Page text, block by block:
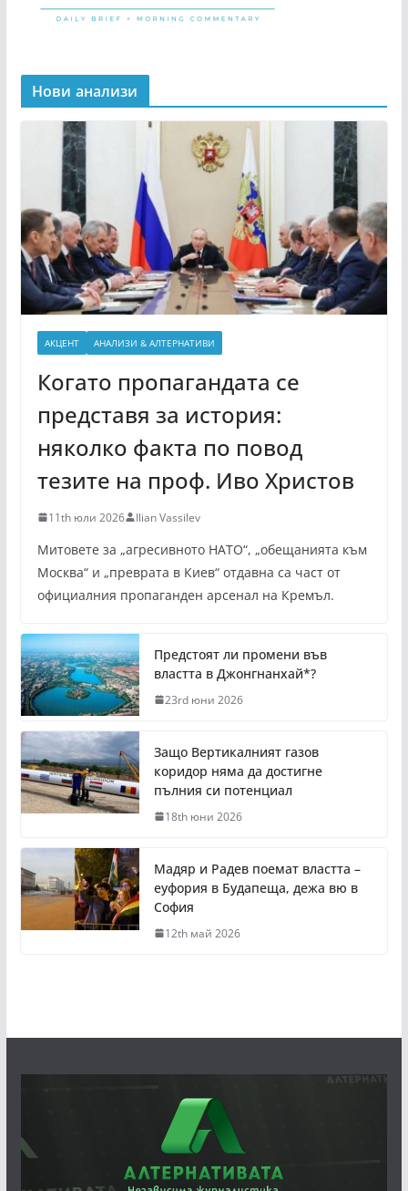
Нови анализи
АКЦЕНТ АНАЛИЗИ & АЛТЕРНАТИВИ
Когато пропагандата се
представя за история:
няколко факта по повод
тезите на проф. Иво Христов
11th юли 2026 Ilian Vassilev
Митовете за „агресивното НАТО“, „обещанията към
Москва“ и „преврата в Киев“ отдавна са част от
официалния пропаганден арсенал на Кремъл.
Предстоят ли промени във
властта в Джонгнанхай*?
23rd юни 2026
Защо Вертикалният газов
коридор няма да достигне
пълния си потенциал
18th юни 2026
Мадяр и Радев поемат властта –
еуфория в Будапеща, дежа вю в
София
12th май 2026